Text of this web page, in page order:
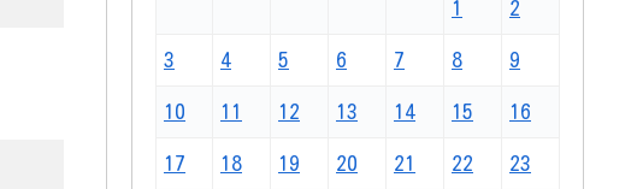
1 2
3 4 5 6 7 8 9
10 11 12 13 14 15 16
17 18 19 20 21 22 23